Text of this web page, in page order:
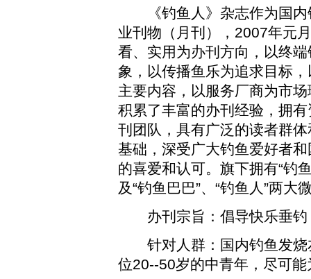
《钓鱼人》杂志作为国内
业刊物（月刊），2007年元
看、实用为办刊方向，以终
象，以传播鱼乐为追求目标
主要内容，以服务厂商为市
积累了丰富的办刊经验，拥
刊团队，具有广泛的读者群
基础，深受广大钓鱼爱好者
的喜爱和认可。旗下拥有“钓
及“钓鱼巴巴”、“钓鱼人”两大
办刊宗旨：倡导快乐垂钓
针对人群：国内钓鱼发烧
位20--50岁的中青年，尽可